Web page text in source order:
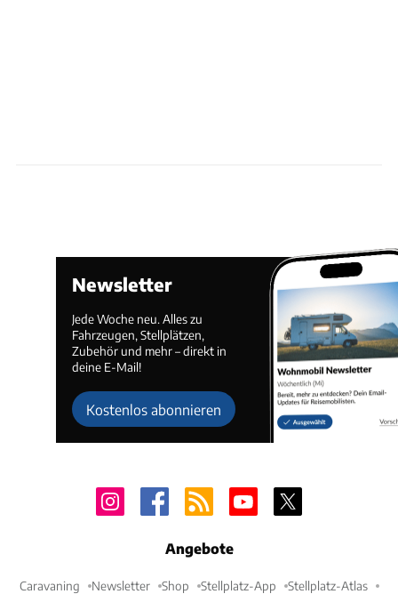
Newsletter
Jede Woche neu. Alles zu
Fahrzeugen, Stellplätzen,
Zubehör und mehr – direkt in
deine E-Mail!
Kostenlos abonnieren
Angebote
Caravaning Newsletter Shop Stellplatz-App Stellplatz-Atlas